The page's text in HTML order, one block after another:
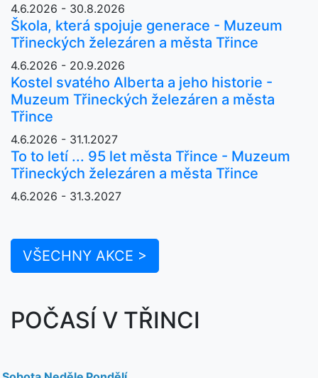
4.6.2026 - 30.8.2026
Škola, která spojuje generace - Muzeum
Třineckých železáren a města Třince
4.6.2026 - 20.9.2026
Kostel svatého Alberta a jeho historie -
Muzeum Třineckých železáren a města
Třince
4.6.2026 - 31.1.2027
To to letí ... 95 let města Třince - Muzeum
Třineckých železáren a města Třince
4.6.2026 - 31.3.2027
VŠECHNY AKCE >
POČASÍ V TŘINCI